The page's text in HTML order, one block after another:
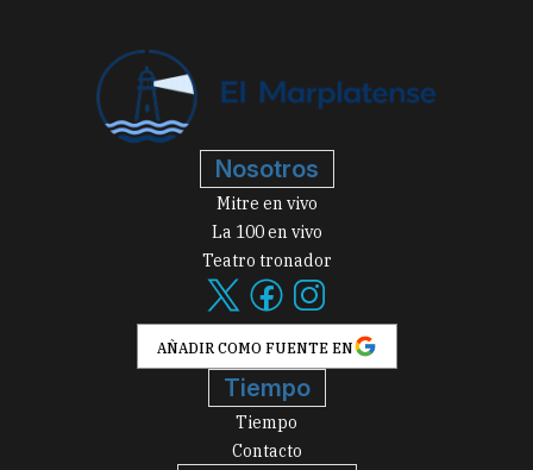
Nosotros
Mitre en vivo
La 100 en vivo
Teatro tronador
AÑADIR COMO FUENTE EN
Tiempo
Tiempo
Contacto